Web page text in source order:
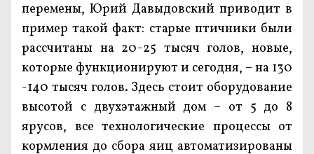
перемены, Юрий Давыдовский приводит в
пример такой факт: старые птичники были
рассчитаны на 20-25 тысяч голов, новые,
которые функционируют и сегодня, – на 130
-140 тысяч голов. Здесь стоит оборудование
высотой с двухэтажный дом – от 5 до 8
ярусов, все технологические процессы от
кормления до сбора яиц автоматизированы